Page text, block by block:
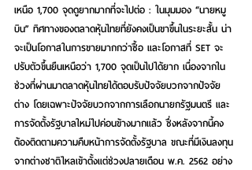
เหนือ 1,700 จุดดูยากมากที่จะไปต่อ : ในมุมมอง “นายหมู
บิน” ทิศทางของตลาดหุ้นไทยที่ยังคงเป็นขาขึ้นในระยะสั้น น่า
จะเป็นโอกาสในการขายมากกว่าซื้อ และโอกาสที่ SET จะ
ปรับตัวขึ้นยืนเหนือว่า 1,700 จุดเป็นไปได้ยาก เนื่องจากใน
ช่วงที่ผ่านมาตลาดหุ้นไทยได้ตอบรับปัจจัยบวกจากปัจจัย
ต่าง โดยเฉพาะปัจจัยบวกจากการเลือกนายกรัฐมนตรี และ
การจัดตั้งรัฐบาลใหม่ไปค่อนข้างมากแล้ว ซึ่งหลังจากนี้คง
ต้องติดตามความคืบหน้าการจัดตั้งรัฐบาล ขณะที่มีเงินลงทุน
จากต่างชาติไหลเข้าตั้งแต่ช่วงปลายเดือน พ.ค. 2562 อย่าง